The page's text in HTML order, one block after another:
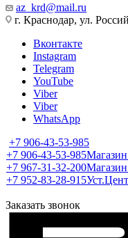
az_krd@mail.ru
г. Краснодар, ул.
Вконтакте
Instagram
Telegram
YouTube
Viber
Viber
WhatsApp
+7 906-43-53-985
+7 906-43-53-985
+7 967-31-32-200
+7 952-83-28-915
Заказать звонок